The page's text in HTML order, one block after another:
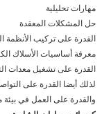
مهارات تحليلية
حل المشكلات المعقدة
القدرة على تركيب الأنظمة
معرفة أساسيات الأسلاك
القدرة على تشغيل معدات
لذلك أيضا القدرة على
والقدرة على العمل في بيئة